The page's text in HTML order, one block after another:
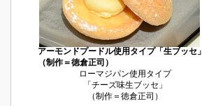
アーモンドプードル使用タイプ「生ブッセ」
（制作＝徳倉正司）
ローマジパン使用タイプ
「チーズ味生ブッセ」
（制作＝徳倉正司）